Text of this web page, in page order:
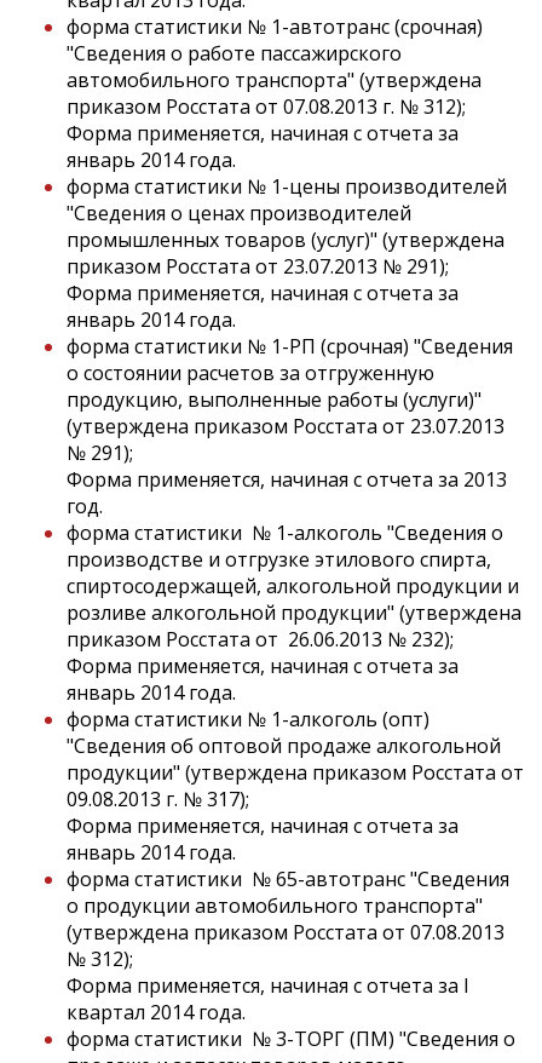
форма статистики № 1-автотранс (срочная)
"Сведения о работе пассажирского
автомобильного транспорта" (утверждена
приказом Росстата от 07.08.2013 г. № 312);
Форма применяется, начиная с отчета за
январь 2014 года.
форма статистики № 1-цены производителей
"Сведения о ценах производителей
промышленных товаров (услуг)" (утверждена
приказом Росстата от 23.07.2013 № 291);
Форма применяется, начиная с отчета за
январь 2014 года.
форма статистики № 1-РП (срочная) "Сведения
о состоянии расчетов за отгруженную
продукцию, выполненные работы (услуги)"
(утверждена приказом Росстата от 23.07.2013
№ 291);
Форма применяется, начиная с отчета за 2013
год.
форма статистики № 1-алкоголь "Сведения о
производстве и отгрузке этилового спирта,
спиртосодержащей, алкогольной продукции и
розливе алкогольной продукции" (утверждена
приказом Росстата от 26.06.2013 № 232);
Форма применяется, начиная с отчета за
январь 2014 года.
форма статистики № 1-алкоголь (опт)
"Сведения об оптовой продаже алкогольной
продукции" (утверждена приказом Росстата от
09.08.2013 г. № 317);
Форма применяется, начиная с отчета за
январь 2014 года.
форма статистики № 65-автотранс "Сведения
о продукции автомобильного транспорта"
(утверждена приказом Росстата от 07.08.2013
№ 312);
Форма применяется, начиная с отчета за I
квартал 2014 года.
форма статистики № 3-ТОРГ (ПМ) "Сведения о